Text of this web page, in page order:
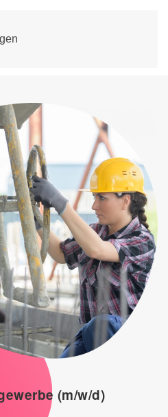
(m/w/d)